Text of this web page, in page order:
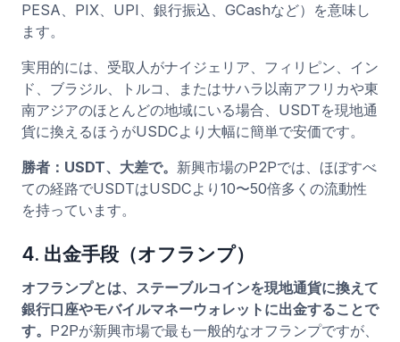
PESA、PIX、UPI、銀行振込、GCashなど）を意味し
ます。
実用的には、受取人がナイジェリア、フィリピン、イン
ド、ブラジル、トルコ、またはサハラ以南アフリカや東
南アジアのほとんどの地域にいる場合、USDTを現地通
貨に換えるほうがUSDCより大幅に簡単で安価です。
勝者：USDT、大差で。 新興市場のP2Pでは、ほぼすべ
ての経路でUSDTはUSDCより10〜50倍多くの流動性
を持っています。
4. 出金手段（オフランプ）
オフランプとは、ステーブルコインを現地通貨に換えて
銀行口座やモバイルマネーウォレットに出金することで
す。 P2Pが新興市場で最も一般的なオフランプですが、